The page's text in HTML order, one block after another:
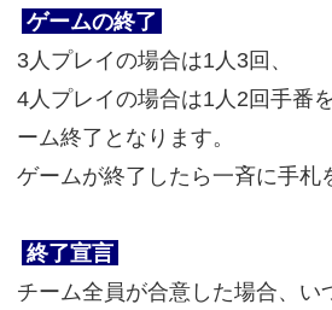
ゲームの終了
3人プレイの場合は1人3回、
4人プレイの場合は1人2回手番
ーム終了となります。
ゲームが終了したら一斉に手札
終了宣言
チーム全員が合意した場合、い